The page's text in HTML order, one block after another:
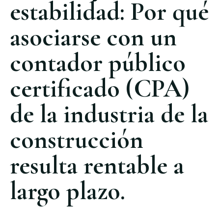
estabilidad: Por qué
asociarse con un
contador público
certificado (CPA)
de la industria de la
construcción
resulta rentable a
largo plazo.